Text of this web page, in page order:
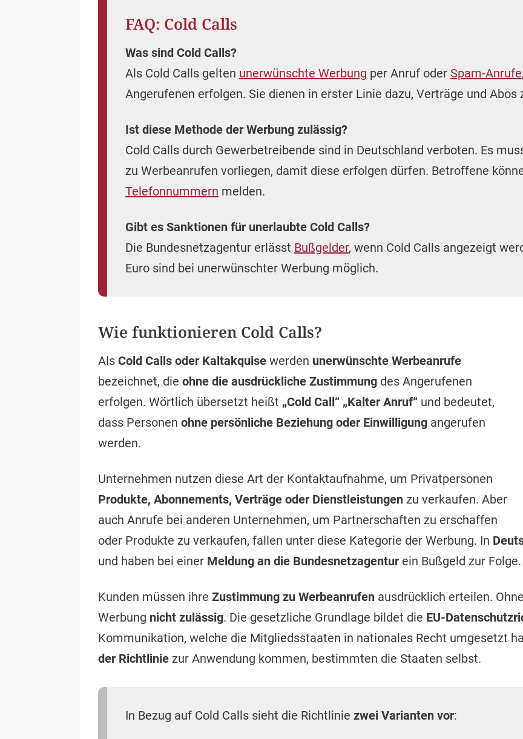
FAQ: Cold Calls
Was sind Cold Calls?
Als Cold Calls gelten unerwünschte Werbung per Anruf oder Spam-Anrufe
Angerufenen erfolgen. Sie dienen in erster Linie dazu, Verträge und Abos
Ist diese Methode der Werbung zulässig?
Cold Calls durch Gewerbetreibende sind in Deutschland verboten. Es
zu Werbeanrufen vorliegen, damit diese erfolgen dürfen. Betroffene
Telefonnummern melden.
Gibt es Sanktionen für unerlaubte Cold Calls?
Die Bundesnetzagentur erlässt Bußgelder, wenn Cold Calls angezeigt
Euro sind bei unerwünschter Werbung möglich.
Wie funktionieren Cold Calls?
Als Cold Calls oder Kaltakquise werden unerwünschte Werbeanrufe
bezeichnet, die ohne die ausdrückliche Zustimmung des Angerufenen
erfolgen. Wörtlich übersetzt heißt „Cold Call“ „Kalter Anruf“ und bedeutet,
dass Personen ohne persönliche Beziehung oder Einwilligung angerufen
werden.
Unternehmen nutzen diese Art der Kontaktaufnahme, um Privatpersonen
Produkte, Abonnements, Verträge oder Dienstleistungen zu verkaufen. Aber
auch Anrufe bei anderen Unternehmen, um Partnerschaften zu erschaffen
oder Produkte zu verkaufen, fallen unter diese Kategorie der Werbung. In
und haben bei einer Meldung an die Bundesnetzagentur ein Bußgeld zur Folge.
Kunden müssen ihre Zustimmung zu Werbeanrufen ausdrücklich erteilen.
Werbung nicht zulässig. Die gesetzliche Grundlage bildet die EU-
Kommunikation, welche die Mitgliedsstaaten in nationales Recht umgesetzt
der Richtlinie zur Anwendung kommen, bestimmten die Staaten selbst.
In Bezug auf Cold Calls sieht die Richtlinie zwei Varianten vor: